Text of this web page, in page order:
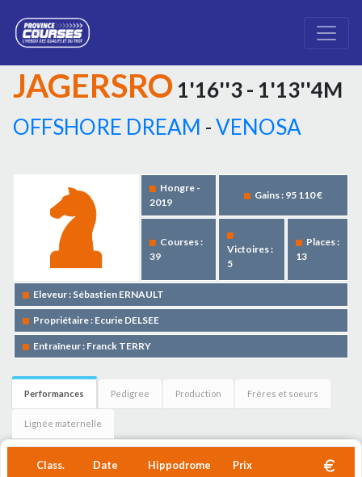
JAGERSRO 1'16''3 - 1'13''4M
OFFSHORE DREAM -VENOSA
Hongre -
2019
Gains : 95 110 €
Courses :
39
Victoires :
5
Places :
13
Eleveur : Sébastien ERNAULT
Propriétaire : Ecurie DELSEE
Entraîneur : Franck TERRY
Performances Pedigree Production Frères et soeurs
Lignée maternelle
Class. Date Hippodrome Prix